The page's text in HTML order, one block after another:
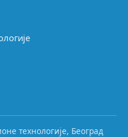
технологије, Београд